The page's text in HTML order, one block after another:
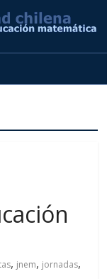
, jnem, jornadas,